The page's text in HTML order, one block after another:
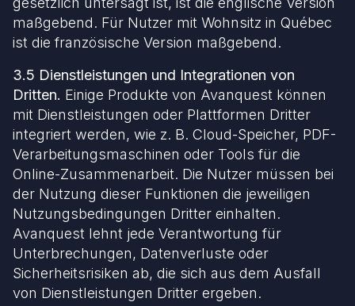
maßgebend. Für Nutzer mit Wohnsitz in Québec
ist die französische Version maßgebend.
3.5 Dienstleistungen und Integrationen von
Dritten. Einige Produkte von Avanquest können
mit Dienstleistungen oder Plattformen Dritter
integriert werden, wie z. B. Cloud-Speicher, PDF-
Verarbeitungsmaschinen oder Tools für die
Online-Zusammenarbeit. Die Nutzer müssen bei
der Nutzung dieser Funktionen die jeweiligen
Nutzungsbedingungen Dritter einhalten.
Avanquest lehnt jede Verantwortung für
Unterbrechungen, Datenverluste oder
Sicherheitsrisiken ab, die sich aus dem Ausfall
von Dienstleistungen Dritter ergeben.